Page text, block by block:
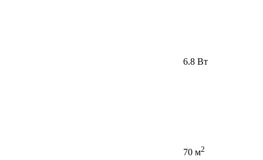
6.8 Вт
70 м2